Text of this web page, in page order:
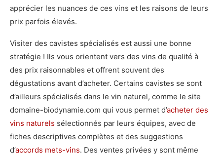
apprécier les nuances de ces vins et les raisons de leurs
prix parfois élevés.
Visiter des cavistes spécialisés est aussi une bonne
stratégie ! Ils vous orientent vers des vins de qualité à
des prix raisonnables et offrent souvent des
dégustations avant d’acheter. Certains cavistes se sont
d’ailleurs spécialisés dans le vin naturel, comme le site
domaine-biodynamie.com qui vous permet d’acheter des
vins naturels sélectionnés par leurs équipes, avec de
fiches descriptives complètes et des suggestions
d’accords mets-vins. Des ventes privées y sont même